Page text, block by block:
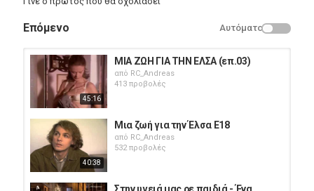
Επόμενο Αυτόματο
45:16
ΜΙΑ ΖΩΗ ΓΙΑ ΤΗΝ ΕΛΣΑ (επ.03)
από RC_Andreas
413 προβολές
40:38
Μια ζωή για την Έλσα E18
από RC_Andreas
532 προβολές
Στην υγειά μας ρε παιδιά - Ένα